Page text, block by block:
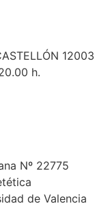
12003
h.
Nº 22775
de Valencia